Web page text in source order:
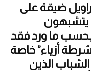
ضيقة على
يتشبهون
ما ورد فقد
أزياء” خاصة
الشباب الذين